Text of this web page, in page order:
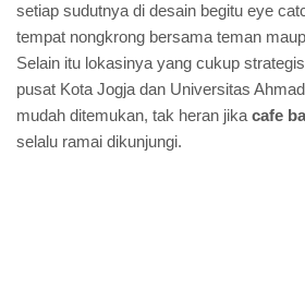
setiap sudutnya di desain begitu eye
tempat nongkrong bersama teman
Selain itu lokasinya yang cukup
pusat Kota Jogja dan Universitas
mudah ditemukan, tak heran jika cafe
selalu ramai dikunjungi.